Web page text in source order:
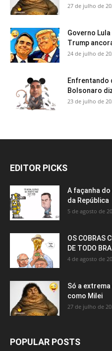
27 de julho de
Governo
Trump
24 de julho de
Enfrentando
Bolsonaro
23 de julho de
EDITOR PICKS
A façanha
da República
5 de agosto de
OS COBRAS
DE TODO
4 de agosto de
Só a
como Milei
27 de julho de
POPULAR POSTS